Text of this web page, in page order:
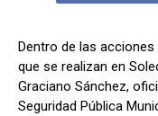
Dentro de las acciones
que se realizan en
Graciano Sánchez,
Seguridad Pública